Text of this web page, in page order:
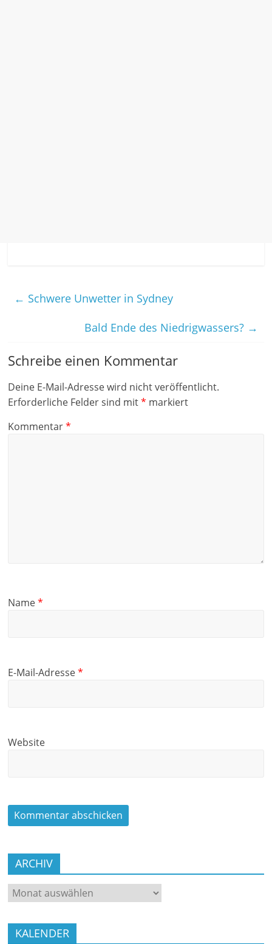
← Schwere Unwetter in Sydney
Bald Ende des Niedrigwassers? →
Schreibe einen Kommentar
Deine E-Mail-Adresse wird nicht veröffentlicht.
Erforderliche Felder sind mit* markiert
Kommentar*
Name*
E-Mail-Adresse*
Website
ARCHIV
ARCHIV
KALENDER